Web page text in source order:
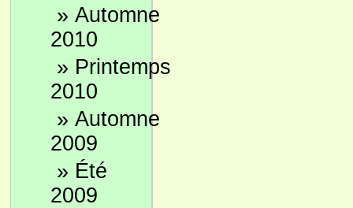
» Automne
2010
» Printemps
2010
» Automne
2009
» Été
2009